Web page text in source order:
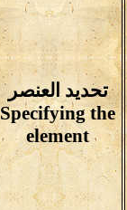
تحديد العنصر
Specifying the
element